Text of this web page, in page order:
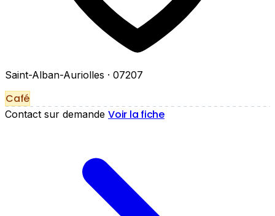
Saint-Alban-Auriolles · 07207
Café
Contact sur demande Voir la fiche